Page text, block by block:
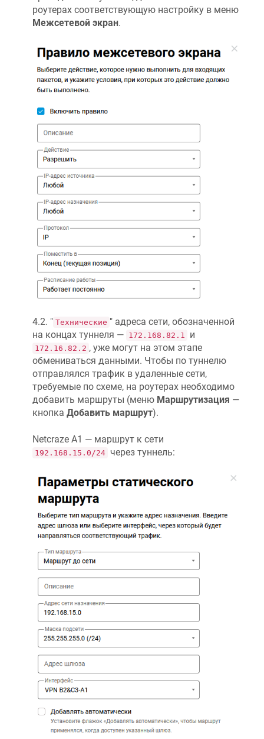
роутерах соответствующую настройку в меню
Межсетевой экран.
4.2. " Технические " адреса сети, обозначенной
на концах туннеля — 172.168.82.1 и
172.16.82.2 , уже могут на этом этапе
обмениваться данными. Чтобы по туннелю
отправлялся трафик в удаленные сети,
требуемые по схеме, на роутерах необходимо
добавить маршруты (меню Маршрутизация —
кнопка Добавить маршрут).
Netcraze А1 — маршрут к сети
192.168.15.0/24 через туннель: